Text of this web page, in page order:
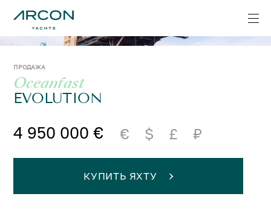
ПРОДАЖА
Oceanfast
EVOLUTION
4 950 000 € € $ £ ₽
КУПИТЬ ЯХТУ